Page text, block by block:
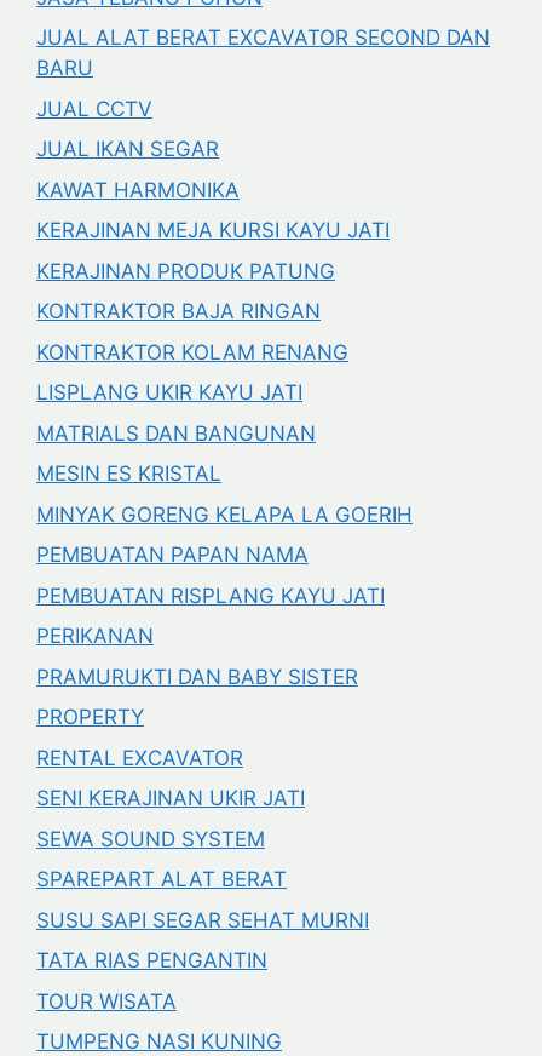
JUAL ALAT BERAT EXCAVATOR SECOND DAN
BARU
JUAL CCTV
JUAL IKAN SEGAR
KAWAT HARMONIKA
KERAJINAN MEJA KURSI KAYU JATI
KERAJINAN PRODUK PATUNG
KONTRAKTOR BAJA RINGAN
KONTRAKTOR KOLAM RENANG
LISPLANG UKIR KAYU JATI
MATRIALS DAN BANGUNAN
MESIN ES KRISTAL
MINYAK GORENG KELAPA LA GOERIH
PEMBUATAN PAPAN NAMA
PEMBUATAN RISPLANG KAYU JATI
PERIKANAN
PRAMURUKTI DAN BABY SISTER
PROPERTY
RENTAL EXCAVATOR
SENI KERAJINAN UKIR JATI
SEWA SOUND SYSTEM
SPAREPART ALAT BERAT
SUSU SAPI SEGAR SEHAT MURNI
TATA RIAS PENGANTIN
TOUR WISATA
TUMPENG NASI KUNING